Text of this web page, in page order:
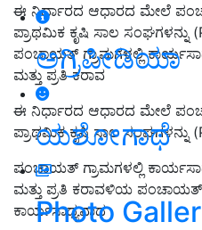
ಅಗ್ರಿಪೀಡಿಯಾ
ಯಶೋಗಾಥೆ
Photo
ಈ ನಿರ್ಧಾರದ ಆಧಾರದ ಮೇಲೆ
ಪ್ರಾಥಮಿಕ ಕೃಷಿ ಸಾಲ ಸಂಘಗಳನ್ನು
ಪಂಚಾಯತ್ ಗ್ರಾಮಗಳಲ್ಲಿ
ಮತ್ತು ಪ್ರತಿ ಕರಾವ
ಈ ನಿರ್ಧಾರದ ಆಧಾರದ ಮೇಲೆ
ಪ್ರಾಥಮಿಕ ಕೃಷಿ ಸಾಲ ಸಂಘಗಳನ್ನು
ಪಂಚಾಯತ್ ಗ್ರಾಮಗಳಲ್ಲಿ
ಮತ್ತು ಪ್ರತಿ ಕರಾವಳಿಯ
ಕಾರ್ಯಸಾಧ್ಯವಾದ